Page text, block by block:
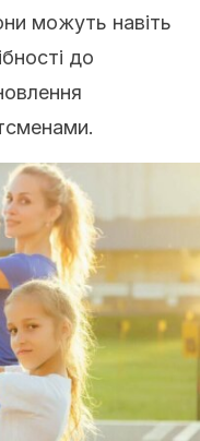
можуть навіть
до